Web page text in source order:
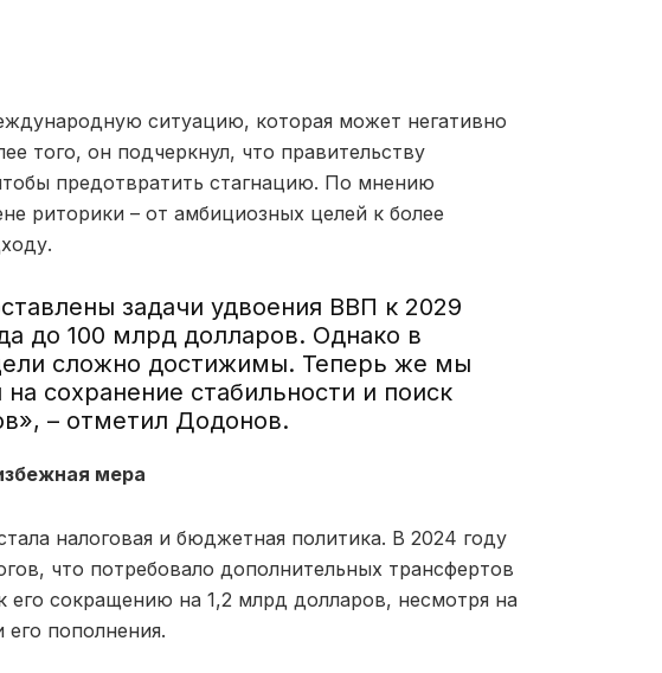
ситуацию, которая может негативно
того, он подчеркнул, что правительству
предотвратить стагнацию. По мнению
риторики – от амбициозных целей к более
задачи удвоения ВВП к 2029
до 100 млрд долларов. Однако в
сложно достижимы. Теперь же мы
сохранение стабильности и поиск
– отметил Додонов.
мера
налоговая и бюджетная политика. В 2024 году
что потребовало дополнительных трансфертов
сокращению на 1,2 млрд долларов, несмотря на
пополнения.